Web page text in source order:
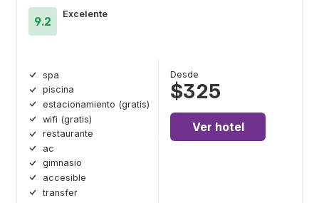
9.2
Excelente
spa
piscina
estacionamiento (gratis)
wifi (gratis)
restaurante
ac
gimnasio
accesible
transfer
Desde
$325
Ver hotel